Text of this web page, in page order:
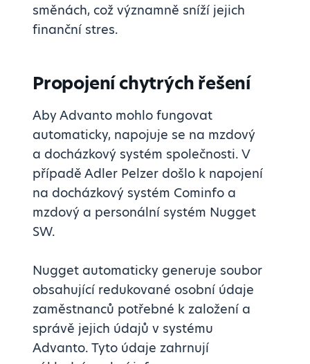
směnách, což významně sníží jejich
finanční stres.
Propojení chytrých řešení
Aby Advanto mohlo fungovat
automaticky, napojuje se na mzdový
a docházkový systém společnosti. V
případě Adler Pelzer došlo k napojení
na docházkový systém Cominfo a
mzdový a personální systém Nugget
SW.
Nugget automaticky generuje soubor
obsahující redukované osobní údaje
zaměstnanců potřebné k založení a
správě jejich údajů v systému
Advanto. Tyto údaje zahrnují